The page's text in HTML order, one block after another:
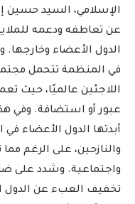
الإسلامي، السيد حسين
عن تعاطفه ودعمه
الدول الأعضاء وخارجها.
في المنظمة تتحمل
اللاجئين عالميًا، حيث
عبور أو استضافة. وفي
أبدتها الدول الأعضاء
والنازحين، على الرغم
واجتماعية. وشدد على
تخفيف العبء عن الدول